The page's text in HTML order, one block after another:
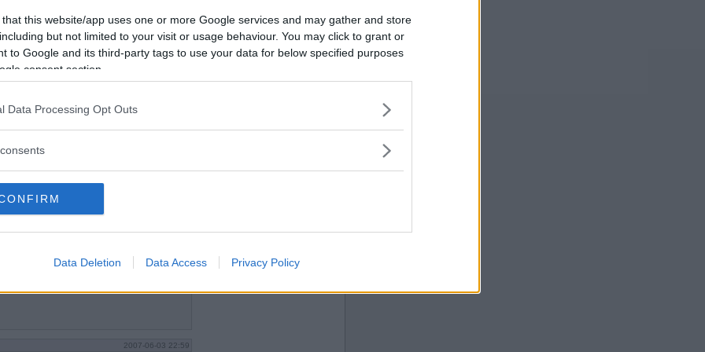
that this website/app uses one or more Google services and may gather and store
but not limited to your visit or usage behaviour. You may click to grant or
to Google and its third-party tags to use your data for below specified purposes
consent section.
Data Processing Opt Outs
Data Deletion Data Access Privacy Policy
2007-06-03 22:58
2007-06-03 22:59
Vill du bli
medlem?